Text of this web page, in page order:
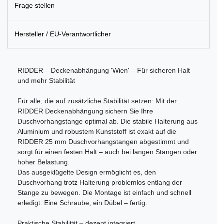
Frage stellen
Hersteller / EU-Verantwortlicher
RIDDER – Deckenabhängung 'Wien' – Für sicheren Halt
und mehr Stabilität
Für alle, die auf zusätzliche Stabilität setzen: Mit der
RIDDER Deckenabhängung sichern Sie Ihre
Duschvorhangstange optimal ab. Die stabile Halterung aus
Aluminium und robustem Kunststoff ist exakt auf die
RIDDER 25 mm Duschvorhangstangen abgestimmt und
sorgt für einen festen Halt – auch bei langen Stangen oder
hoher Belastung.
Das ausgeklügelte Design ermöglicht es, den
Duschvorhang trotz Halterung problemlos entlang der
Stange zu bewegen. Die Montage ist einfach und schnell
erledigt: Eine Schraube, ein Dübel – fertig.